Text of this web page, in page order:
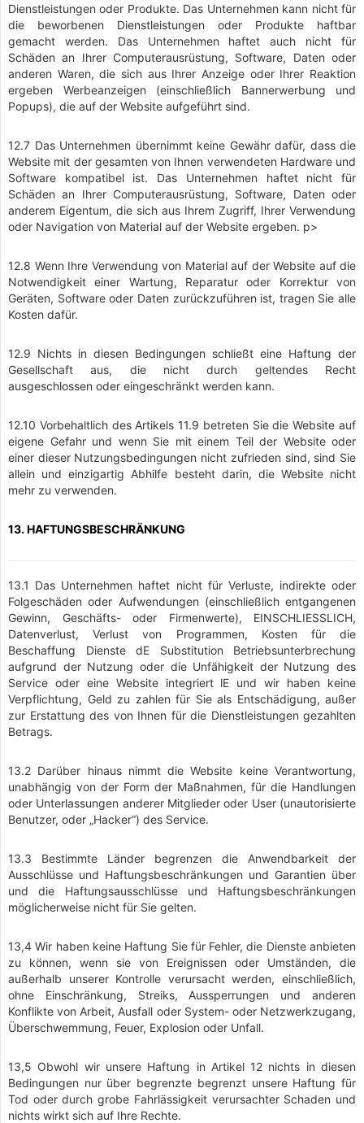
Dienstleistungen oder Produkte. Das Unternehmen kann nicht für
die beworbenen Dienstleistungen oder Produkte haftbar
gemacht werden. Das Unternehmen haftet auch nicht für
Schäden an Ihrer Computerausrüstung, Software, Daten oder
anderen Waren, die sich aus Ihrer Anzeige oder Ihrer Reaktion
ergeben Werbeanzeigen (einschließlich Bannerwerbung und
Popups), die auf der Website aufgeführt sind.
12.7 Das Unternehmen übernimmt keine Gewähr dafür, dass die
Website mit der gesamten von Ihnen verwendeten Hardware und
Software kompatibel ist. Das Unternehmen haftet nicht für
Schäden an Ihrer Computerausrüstung, Software, Daten oder
anderem Eigentum, die sich aus Ihrem Zugriff, Ihrer Verwendung
oder Navigation von Material auf der Website ergeben. p>
12.8 Wenn Ihre Verwendung von Material auf der Website auf die
Notwendigkeit einer Wartung, Reparatur oder Korrektur von
Geräten, Software oder Daten zurückzuführen ist, tragen Sie alle
Kosten dafür.
12.9 Nichts in diesen Bedingungen schließt eine Haftung der
Gesellschaft aus, die nicht durch geltendes Recht
ausgeschlossen oder eingeschränkt werden kann.
12.10 Vorbehaltlich des Artikels 11.9 betreten Sie die Website auf
eigene Gefahr und wenn Sie mit einem Teil der Website oder
einer dieser Nutzungsbedingungen nicht zufrieden sind, sind Sie
allein und einzigartig Abhilfe besteht darin, die Website nicht
mehr zu verwenden.
13. HAFTUNGSBESCHRÄNKUNG
13.1 Das Unternehmen haftet nicht für Verluste, indirekte oder
Folgeschäden oder Aufwendungen (einschließlich entgangenen
Gewinn, Geschäfts- oder Firmenwerte), EINSCHLIESSLICH,
Datenverlust, Verlust von Programmen, Kosten für die
Beschaffung Dienste dE Substitution Betriebsunterbrechung
aufgrund der Nutzung oder die Unfähigkeit der Nutzung des
Service oder eine Website integriert lE und wir haben keine
Verpflichtung, Geld zu zahlen für Sie als Entschädigung, außer
zur Erstattung des von Ihnen für die Dienstleistungen gezahlten
Betrags.
13.2 Darüber hinaus nimmt die Website keine Verantwortung,
unabhängig von der Form der Maßnahmen, für die Handlungen
oder Unterlassungen anderer Mitglieder oder User (unautorisierte
Benutzer, oder „Hacker“) des Service.
13.3 Bestimmte Länder begrenzen die Anwendbarkeit der
Ausschlüsse und Haftungsbeschränkungen und Garantien über
und die Haftungsausschlüsse und Haftungsbeschränkungen
möglicherweise nicht für Sie gelten.
13,4 Wir haben keine Haftung Sie für Fehler, die Dienste anbieten
zu können, wenn sie von Ereignissen oder Umständen, die
außerhalb unserer Kontrolle verursacht werden, einschließlich,
ohne Einschränkung, Streiks, Aussperrungen und anderen
Konflikte von Arbeit, Ausfall oder System- oder Netzwerkzugang,
Überschwemmung, Feuer, Explosion oder Unfall.
13,5 Obwohl wir unsere Haftung in Artikel 12 nichts in diesen
Bedingungen nur über begrenzte begrenzt unsere Haftung für
Tod oder durch grobe Fahrlässigkeit verursachter Schaden und
nichts wirkt sich auf Ihre Rechte.